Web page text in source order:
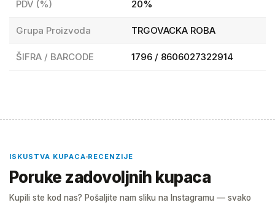
PDV (%) 20%
Grupa Proizvoda TRGOVACKA ROBA
ŠIFRA / BARCODE 1796 / 8606027322914
ISKUSTVA KUPACA RECENZIJE
Poruke zadovoljnih kupaca
Kupili ste kod nas? Pošaljite nam sliku na Instagramu — svako